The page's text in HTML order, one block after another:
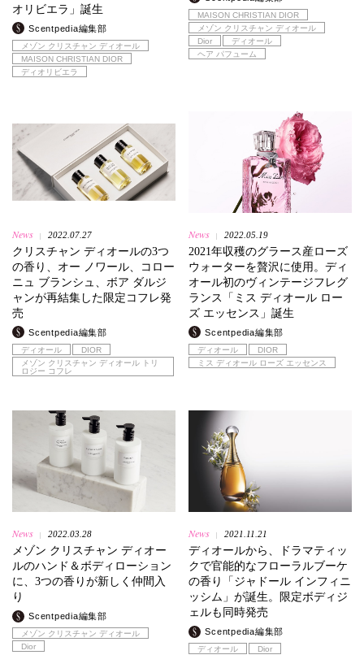
オリビエラ」誕生
Scentpedia編集部
メゾン クリスチャン ディオール
MAISON CHRISTIAN DIOR
ディオリビエラ
MAISON CHRISTIAN DIOR
メゾン クリスチャン ディオール
Dior
ディオール
ヘア パフューム
News 2022.07.27
クリスチャン ディオールの3つ
の香り、オー ノワール、コロー
ニュ ブランシュ、ボア ダルジ
ャンが再結集した限定コフレ発
売
Scentpedia編集部
ディオール
DIOR
メゾン クリスチャン ディオール トリ
ロジー コフレ
News 2022.05.19
2021年収穫のグラース産ローズ
ウォーターを贅沢に使用。ディ
オール初のヴィンテージフレグ
ランス「ミス ディオール ロー
ズ エッセンス」誕生
Scentpedia編集部
ディオール
DIOR
ミス ディオール ローズ エッセンス
News 2022.03.28
メゾン クリスチャン ディオー
ルのハンド＆ボディローション
に、3つの香りが新しく仲間入
り
Scentpedia編集部
メゾン クリスチャン ディオール
Dior
News 2021.11.21
ディオールから、ドラマティッ
クで官能的なフローラルブーケ
の香り「ジャドール インフィニ
ッシム」が誕生。限定ボディジ
ェルも同時発売
Scentpedia編集部
ディオール
Dior